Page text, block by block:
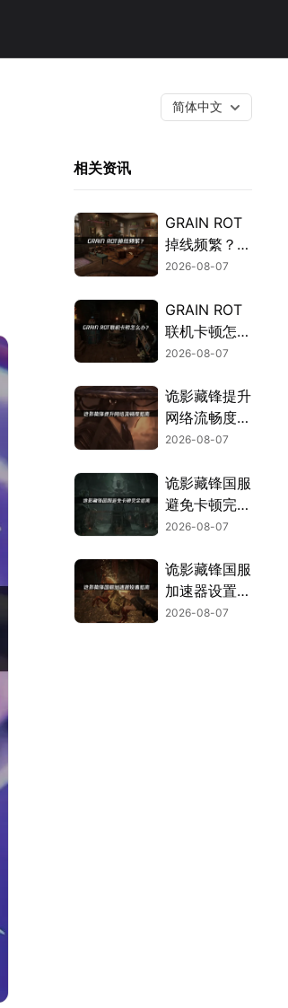
简体中文
相关资讯
GRAIN ROT
掉线频繁？网
络优化解决指
2026-08-07
GRAIN ROT
联机卡顿怎么
办？网络优化
2026-08-07
诡影藏锋提升
网络流畅度指
南！
2026-08-07
诡影藏锋国服
避免卡顿完全
指南：网络优
巧！
2026-08-07
诡影藏锋国服
加速器设置指
南！
2026-08-07